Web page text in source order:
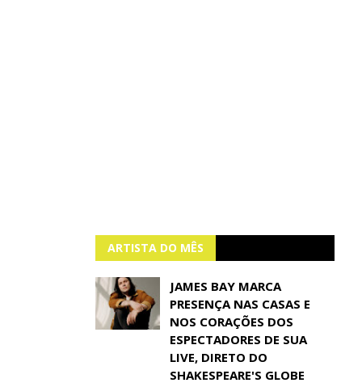
ARTISTA DO MÊS
JAMES BAY MARCA
PRESENÇA NAS CASAS E
NOS CORAÇÕES DOS
ESPECTADORES DE SUA
LIVE, DIRETO DO
SHAKESPEARE'S GLOBE